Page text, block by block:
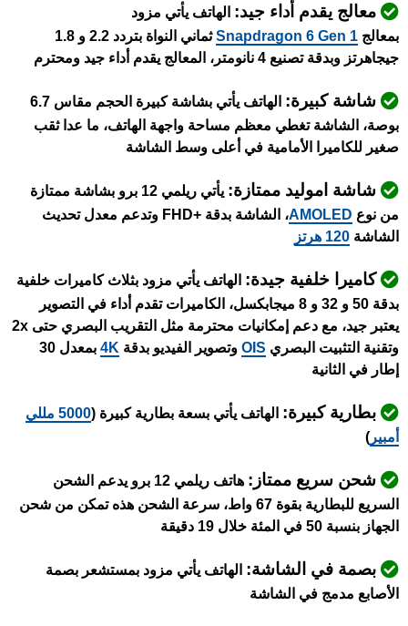
معالج يقدم أداء جيد: الهاتف يأتي مزود
بمعالج Snapdragon 6 Gen 1
ثماني النواة بتردد 2.2 و 1.8
جيجاهرتز وبدقة تصنيع 4 نانومتر
، المعالج يقدم أداء جيد ومحترم
شاشة كبيرة:
الهاتف يأتي بشاشة كبيرة الحجم مقاس 6.7
بوصة، الشاشة تغطي معظم مساحة واجهة الهاتف، ما عدا ثقب
صغير للكاميرا الأمامية في أعلى وسط الشاشة
شاشة اموليد ممتازة:
يأتي ريلمي 12 برو بشاشة ممتازة
من نوع AMOLED، الشاشة بدقة +FHD وتدعم
معدل تحديث
الشاشة 120 هرتز
كاميرا خلفية جيدة: الهاتف يأتي مزود بثلاث كاميرات خلفية
بدقة 50 و 32 و 8 ميجابكسل،
الكاميرات تقدم أداء في التصوير
يعتبر جيد، مع دعم إمكانيات محترمة مثل التقريب البصري حتى 2x
وتقنية التثبيت البصري OIS وتصوير الفيديو بدقة 4K
بمعدل 30
إطار في الثانية
بطارية كبيرة: الهاتف يأتي بسعة بطارية كبيرة (
5000 مللي
أمبير )
شحن سريع ممتاز:
هاتف ريلمي 12 برو يدعم الشحن
السريع للبطارية بقوة 67 واط، سرعة الشحن هذه تمكن من شحن
الجهاز بنسبة 50 في المئة خلال 19 دقيقة
بصمة في الشاشة: الهاتف يأتي مزود بمستشعر بصمة
الأصابع مدمج في الشاشة